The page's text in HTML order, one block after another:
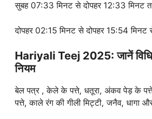
सुबह 07:33 मिनट से दोपहर 12:33 मिनट
दोपहर 02:15 मिनट से दोपहर 15:54 मिनट
Hariyali Teej 2025: जानें
नियम
बेल पत्र , केले के पत्ते, धतूरा, अंकव पेड़ के
पत्ते, काले रंग की गीली मिट्टी, जनैव, धागा